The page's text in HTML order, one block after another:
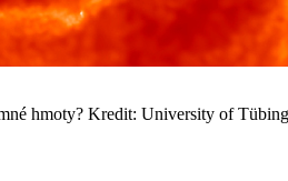
hmoty? Kredit: University of